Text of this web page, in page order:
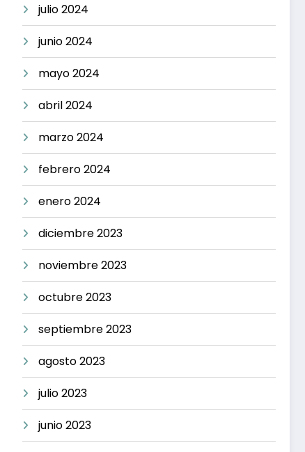
julio 2024
junio 2024
mayo 2024
abril 2024
marzo 2024
febrero 2024
enero 2024
diciembre 2023
noviembre 2023
octubre 2023
septiembre 2023
agosto 2023
julio 2023
junio 2023